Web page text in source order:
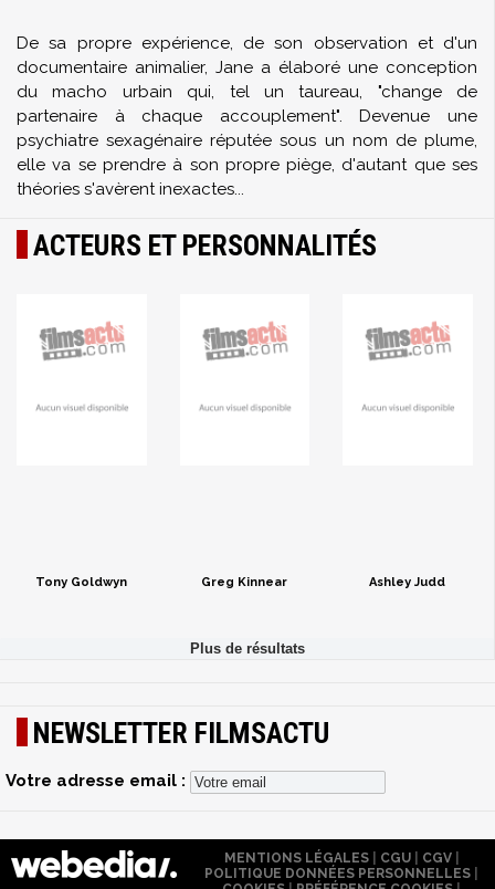
De sa propre expérience, de son observation et d'un
documentaire animalier, Jane a élaboré une conception
du macho urbain qui, tel un taureau, "change de
partenaire à chaque accouplement". Devenue une
psychiatre sexagénaire réputée sous un nom de plume,
elle va se prendre à son propre piège, d'autant que ses
théories s'avèrent inexactes...
ACTEURS ET PERSONNALITÉS
Tony Goldwyn Greg Kinnear Ashley Judd
NEWSLETTER FILMSACTU
Votre adresse email :
MENTIONS LÉGALES| CGU| CGV|
POLITIQUE DONNÉES PERSONNELLES